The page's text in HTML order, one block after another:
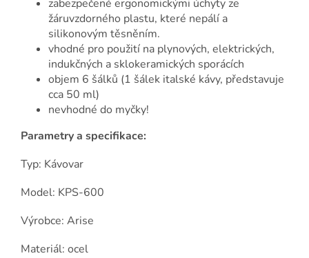
zabezpečené ergonomickými úchyty ze
žáruvzdorného plastu, které nepálí a
silikonovým těsněním.
vhodné pro použití na plynových, elektrických,
indukčných a sklokeramických sporácích
objem 6 šálků (1 šálek italské kávy, představuje
cca 50 ml)
nevhodné do myčky!
Parametry a specifikace:
Typ: Kávovar
Model: KPS-600
Výrobce: Arise
Materiál: ocel